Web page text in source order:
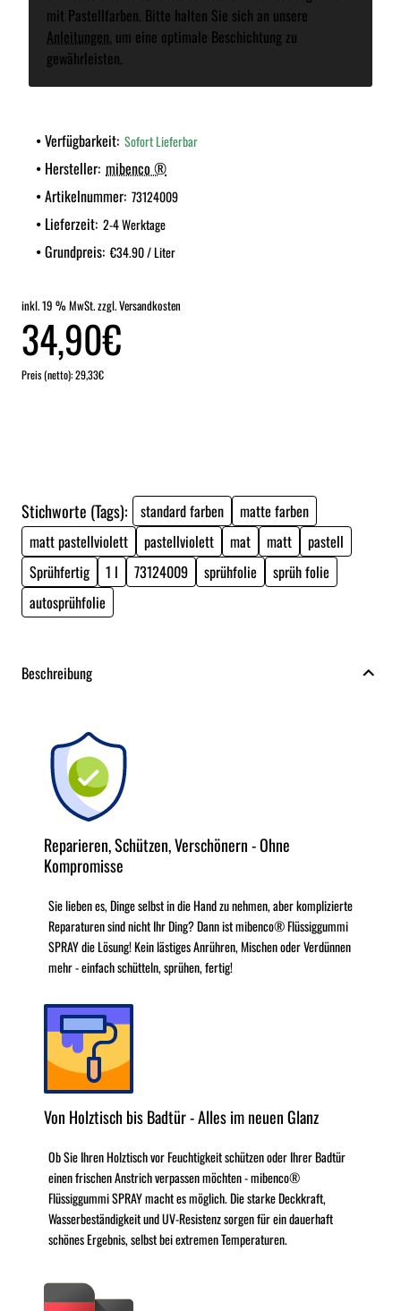
mit Pastellfarben. Bitte halten Sie sich an unsere
Anleitungen, um eine optimale Beschichtung zu
gewährleisten.
Verfügbarkeit: Sofort Lieferbar
Hersteller: mibenco ®
Artikelnummer: 73124009
Lieferzeit: 2-4 Werktage
Grundpreis: €34.90 / Liter
inkl. 19 % MwSt. zzgl. Versandkosten
34,90€
Preis (netto): 29,33€
Stichworte (Tags): standard farben
matte farben
matt pastellviolett
pastellviolett mat matt
pastell
Sprühfertig
1 l 73124009 sprühfolie
sprüh folie
autosprühfolie
Beschreibung
Reparieren, Schützen, Verschönern - Ohne
Kompromisse
Sie lieben es, Dinge selbst in die Hand zu nehmen, aber komplizierte
Reparaturen sind nicht Ihr Ding? Dann ist mibenco® Flüssiggummi
SPRAY die Lösung! Kein lästiges Anrühren, Mischen oder Verdünnen
mehr - einfach schütteln, sprühen, fertig!
Von Holztisch bis Badtür - Alles im neuen Glanz
Ob Sie Ihren Holztisch vor Feuchtigkeit schützen oder Ihrer Badtür
einen frischen Anstrich verpassen möchten - mibenco®
Flüssiggummi SPRAY macht es möglich. Die starke Deckkraft,
Wasserbeständigkeit und UV-Resistenz sorgen für ein dauerhaft
schönes Ergebnis, selbst bei extremen Temperaturen.